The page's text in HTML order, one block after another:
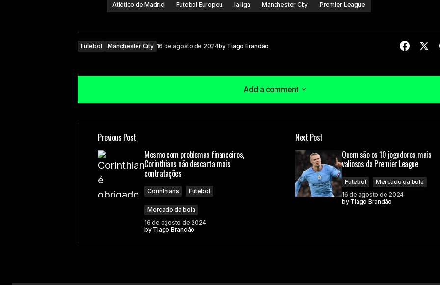
Atlético de Madrid Futebol Europeu la liga Manchester City Premier League
Futebol Manchester City 16 de agosto de 2024by Tiago Brandão
Add a comment
Add a comment
O seu endereço de e-mail não será publicado. Campos obrigatórios são marcados com
Comment
Previous Post
Mesmo com problemas financeiros,
Corinthians não descarta mais
contratações
Corinthians Futebol
Mercado da bola
16 de agosto de 2024
by Tiago Brandão
Next Post
Quem são os 10 jogadores mais
valiosos da Premier League
Futebol
Mercado da bola
16 de agosto de 2024
by Tiago Brandão